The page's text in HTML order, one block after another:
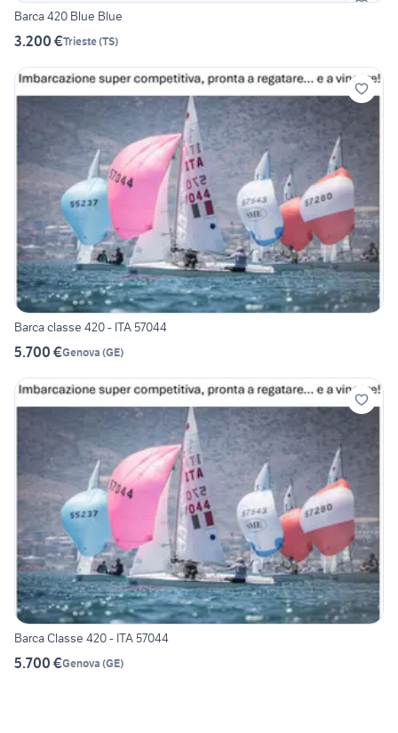
Barca 420 Blue Blue
3.200 €Trieste(TS)
Barca classe 420 - ITA 57044
5.700 €Genova (GE)
Barca Classe 420 - ITA 57044
5.700 €Genova (GE)